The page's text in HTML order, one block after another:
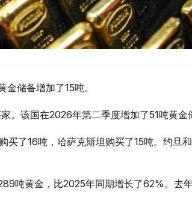
储备增加了15吨。
。该国在2026年第二季度增加了51吨黄金
买了16吨，哈萨克斯坦购买了15吨。约旦
吨黄金，比2025年同期增长了62%。去